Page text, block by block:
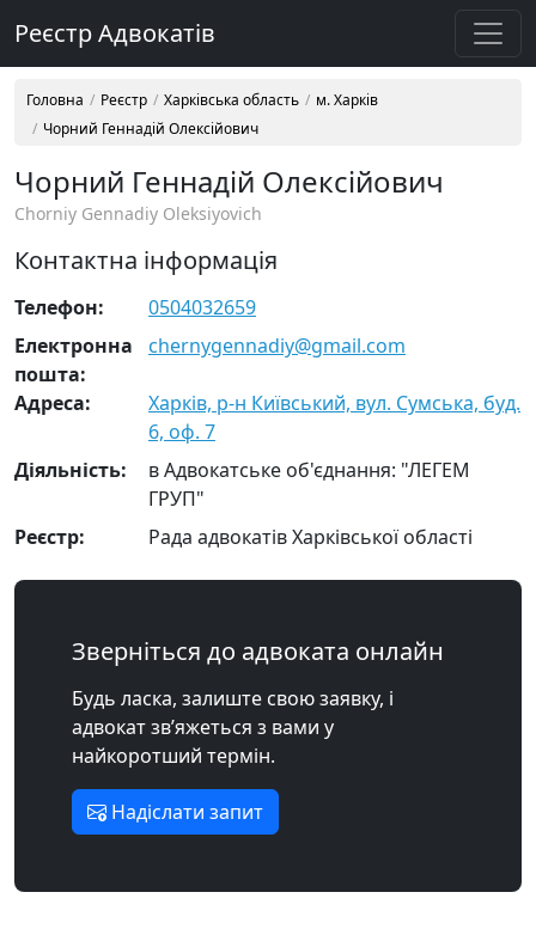
Реєстр Адвокатів
Головна Реєстр Харківська область
м. Харків
Чорний Геннадій Олексійович
Чорний Геннадій Олексійович
Chorniy Gennadiy Oleksiyovich
Контактна інформація
Телефон:
0504032659
Електронна
пошта:
chernygennadiy@gmail.com
Адреса:
Харків, р-н Київський, вул. Сумська, буд.
6, оф. 7
Діяльність:
в Адвокатське об'єднання: "ЛЕГЕМ
ГРУП"
Реєстр:
Рада адвокатів Харківської області
Зверніться до адвоката онлайн
Будь ласка, залиште свою заявку, і
адвокат зв’яжеться з вами у
найкоротший термін.
Надіслати запит